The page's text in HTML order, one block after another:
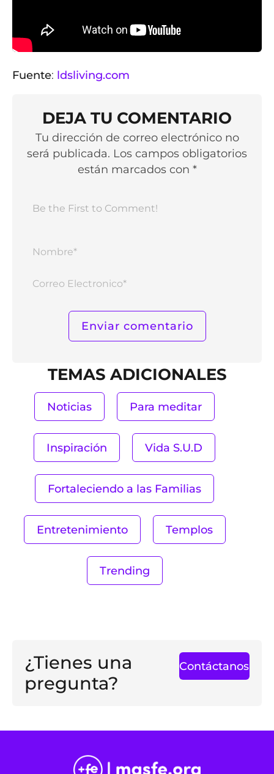
Fuente: ldsliving.com
DEJA TU COMENTARIO
Tu dirección de correo electrónico no
será publicada. Los campos obligatorios
están marcados con *
TEMAS ADICIONALES
Noticias Para meditar
Inspiración Vida S.U.D
Fortaleciendo a las Familias
Entretenimiento Templos
Trending
¿Tienes una
pregunta?
Contáctanos